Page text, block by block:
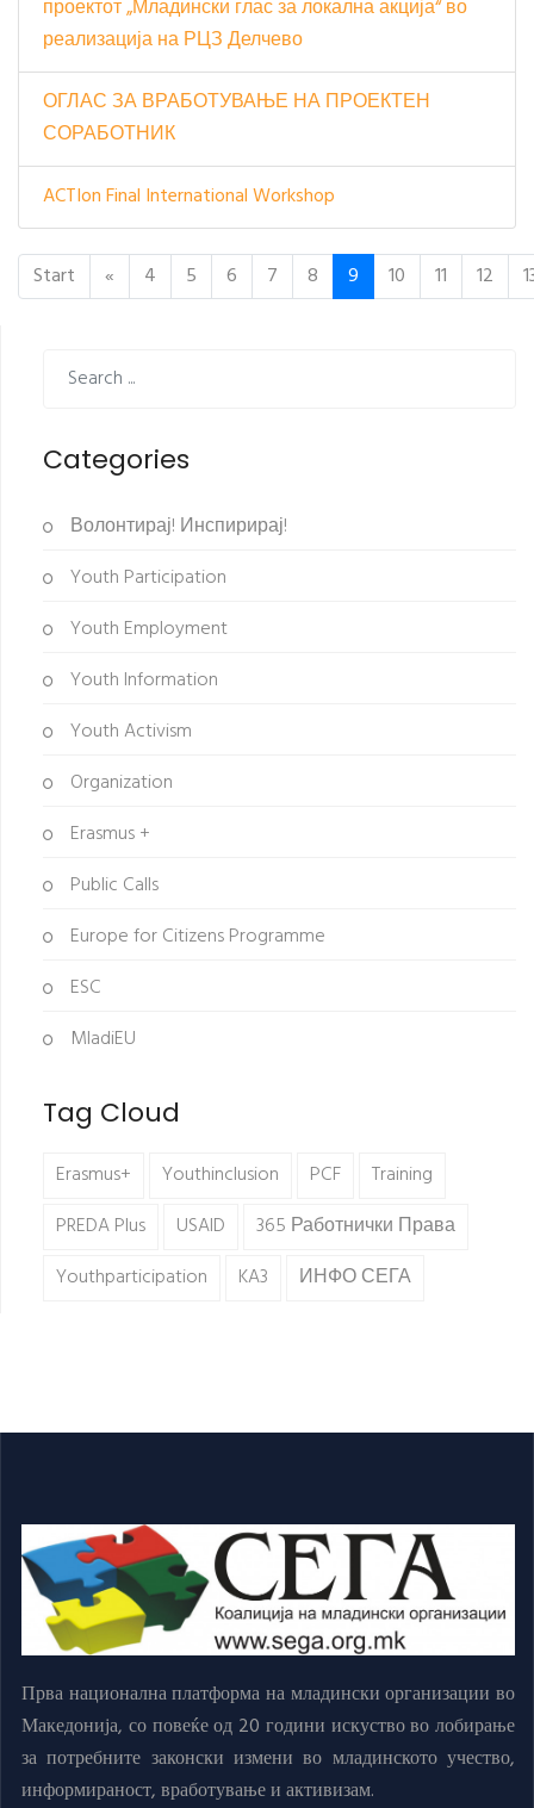
проектот „Младински глас за локална акција“ во
реализација на РЦЗ Делчево
ОГЛАС ЗА ВРАБОТУВАЊЕ НА ПРОЕКТЕН
СОРАБОТНИК
ACTIon Final International Workshop
Start « 4 5 6 7 8 9 10 11 12
Categories
Волонтирај! Инспирирај!
Youth Participation
Youth Employment
Youth Information
Youth Activism
Organization
Erasmus +
Public Calls
Europe for Citizens Programme
ESC
MladiEU
Tag Cloud
Erasmus+ Youthinclusion PCF
Training
PREDA Plus
USAID
365 Работнички Права
Youthparticipation
KA3 ИНФО СЕГА
Прва национална платформа на младински организации во
Македонија, со повеќе од 20 години искуство во лобирање
за потребните законски измени во младинското учество,
информираност, вработување и активизам.